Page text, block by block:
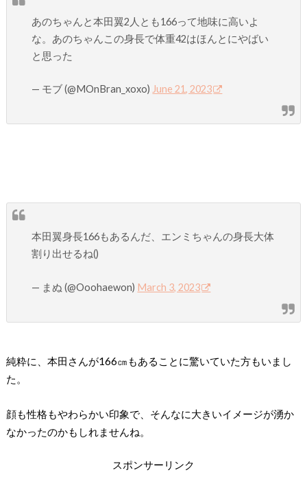
あのちゃんと本田翼2人とも166って地味に高いよ
な。あのちゃんこの身長で体重42はほんとにやばい
と思った
— モブ (@MOnBran_xoxo) June 21, 2023
本田翼身長166もあるんだ、エンミちゃんの身長大体
割り出せるね()
— まぬ (@Ooohaewon) March 3, 2023
純粋に、本田さんが166㎝もあることに驚いていた方もいまし
た。
顔も性格もやわらかい印象で、そんなに大きいイメージが湧か
なかったのかもしれませんね。
スポンサーリンク